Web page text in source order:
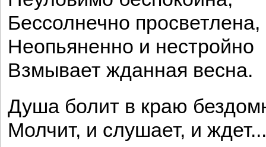
Бессолнечно просветлена,
Неопьяненно и нестройно
Взмывает жданная весна.
Душа болит в краю
Молчит, и слушает, и ждет...